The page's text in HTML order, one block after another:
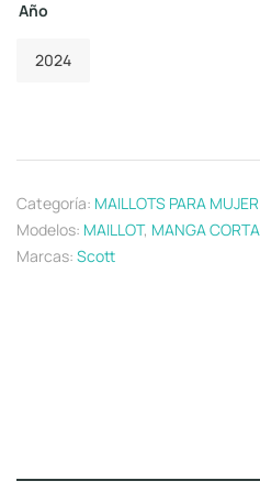
Año
2024
Categoría: MAILLOTS PARA MUJER
Modelos: MAILLOT, MANGA CORTA
Marcas: Scott